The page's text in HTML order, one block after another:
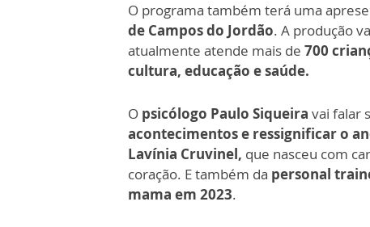
O programa também terá uma
de Campos do Jordão. A produção
atualmente atende mais de 700
cultura, educação e saúde.
O psicólogo Paulo Siqueira vai falar
acontecimentos e ressignificar o
Lavínia Cruvinel, que nasceu com
coração. E também da personal
mama em 2023.